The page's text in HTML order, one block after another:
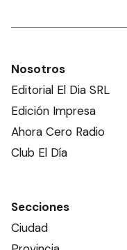
Nosotros
Editorial El Dia SRL
Edición Impresa
Ahora Cero Radio
Club El Día
Secciones
Ciudad